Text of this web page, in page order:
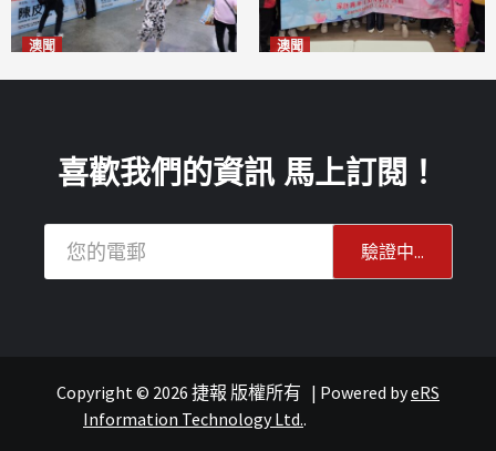
澳聞 澳聞
文化
喜歡我們的資訊 馬上訂閱！
Copyright © 2026 捷報 版權所有 | Powered byeRS
Information Technology Ltd..